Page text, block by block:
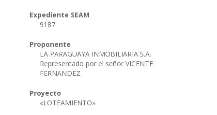
Expediente SEAM
9187
Proponente
LA PARAGUAYA INMOBILIARIA S.A.
Representado por el señor VICENTE
FERNANDEZ.
Proyecto
«LOTEAMIENTO»